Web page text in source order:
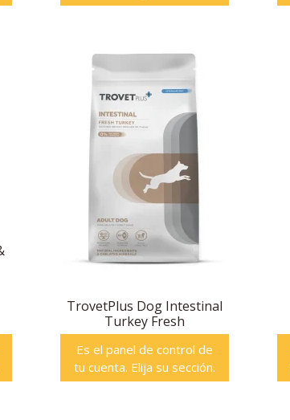
TrovetPlus Dog Intestinal
Turkey Fresh
Es el panel de control de
tu cuenta. Elija su sección.